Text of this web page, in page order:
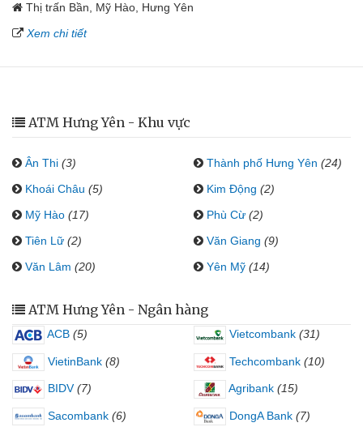
Thị trấn Bần, Mỹ Hào, Hưng Yên
Xem chi tiết
ATM Hưng Yên - Khu vực
Ân Thi (3) Thành phố Hưng Yên (24)
Khoái Châu (5) Kim Động (2)
Mỹ Hào (17) Phù Cừ (2)
Tiên Lữ (2) Văn Giang (9)
Văn Lâm (20) Yên Mỹ (14)
ATM Hưng Yên - Ngân hàng
ACB (5) Vietcombank (31)
VietinBank (8) Techcombank (10)
BIDV (7) Agribank (15)
Sacombank (6) DongA Bank (7)